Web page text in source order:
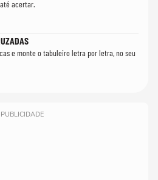
acertar.
e monte o tabuleiro letra por letra, no seu
PUBLICIDADE